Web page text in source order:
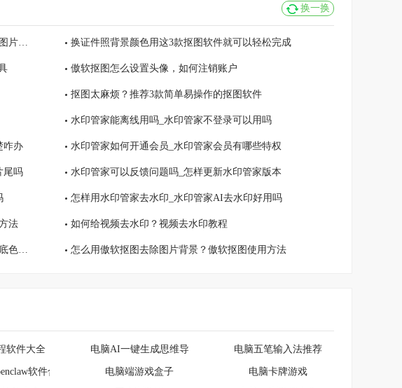
换一换
器 换证件照背景颜色用这3款抠图软件就可以轻松完成
傲软抠图怎么设置头像，如何注销账户
抠图太麻烦？推荐3款简单易操作的抠图软件
水印管家能离线用吗_水印管家不登录可以用吗
咋办 水印管家如何开通会员_水印管家会员有哪些特权
尾吗 水印管家可以反馈问题吗_怎样更新水印管家版本
怎样用水印管家去水印_水印管家AI去水印好用吗
法 如何给视频去水印？视频去水印教程
法 怎么用傲软抠图去除图片背景？傲软抠图使用方法
软件大全 电脑AI一键生成思维导图软件大全电脑五笔输入法推荐
软件合集 电脑端游戏盒子 电脑卡牌游戏